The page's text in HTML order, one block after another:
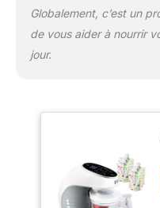
Globalement, c’est un
de vous aider à nourrir
jour.